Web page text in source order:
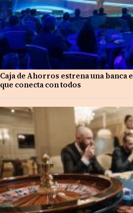
Caja de Ahorros estrena una banca
que conecta con todos